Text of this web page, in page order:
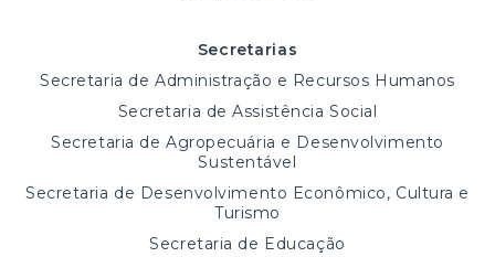
Secretarias
Secretaria de Administração e Recursos Humanos
Secretaria de Assistência Social
Secretaria de Agropecuária e Desenvolvimento
Sustentável
Secretaria de Desenvolvimento Econômico, Cultura e
Turismo
Secretaria de Educação